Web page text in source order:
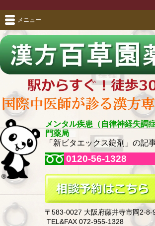
メンタル疾患（自律神経失調
門薬局
「新ビタエックス錠剤」の記
0120-56-1328
〒583-0027 大阪府藤井寺市岡2-8-
TEL&FAX 072-955-1328
メニュー